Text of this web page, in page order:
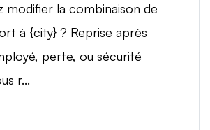
modifier la combinaison de
à {city} ? Reprise après
perte, ou sécurité
r...